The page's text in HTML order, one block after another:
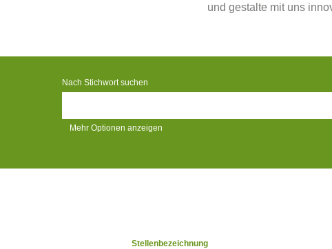
und gestalte mit uns
Nach Stichwort suchen
Mehr Optionen anzeigen
Stellenbezeichnung